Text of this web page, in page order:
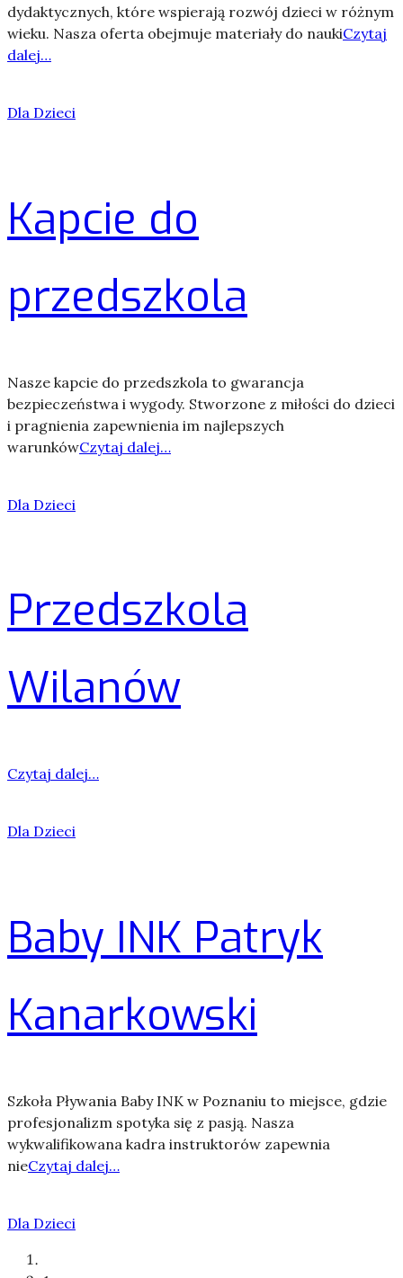
dydaktycznych, które wspierają rozwój dzieci w różnym
wieku. Nasza oferta obejmuje materiały do naukiCzytaj
dalej…
Dla Dzieci
Kapcie do
przedszkola
Nasze kapcie do przedszkola to gwarancja
bezpieczeństwa i wygody. Stworzone z miłości do dzieci
i pragnienia zapewnienia im najlepszych
warunkówCzytaj dalej…
Dla Dzieci
Przedszkola
Wilanów
Czytaj dalej…
Dla Dzieci
Baby INK Patryk
Kanarkowski
Szkoła Pływania Baby INK w Poznaniu to miejsce, gdzie
profesjonalizm spotyka się z pasją. Nasza
wykwalifikowana kadra instruktorów zapewnia
nieCzytaj dalej…
Dla Dzieci